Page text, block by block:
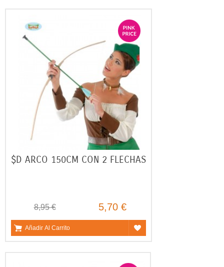
$D ARCO 150CM CON 2 FLECHAS
8,95 € 5,70 €
Añadir Al Carrito